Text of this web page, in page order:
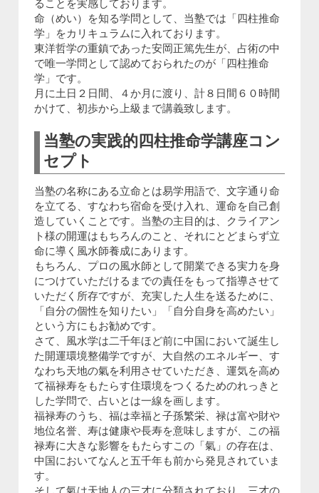
ることを実感しております。
命（めい）を知る学問として、当塾では「四柱推命
学」をカリキュラムに入れております。
東洋哲学の重鎮であった安岡正篤先生が、占術の中
で唯一学問として認めておられたのが「四柱推命
学」です。
月に土日２日間、４か月に渡り、計８日間６０時間
かけて、初歩から上級まで講義致します。
当塾の実践的四柱推命学講座コン
セプト
当塾の名称にある立命とは易学用語で、文字通り命
を立てる、すなわち宿命を受け入れ、運命を自己創
造していくことです。当塾の主目的は、クライアン
ト様の開運はもちろんのこと、それにとどまらず立
命に導く風水師養成にあります。
もちろん、プロの風水師として開業できる実力を身
につけていただけるまでの責任をもって指導させて
いただく所存ですが、充実した人生を送るために、
「自分の個性を知りたい」「自分自身を高めたい」
という方にもお勧めです。
さて、風水学は二千年ほど前に中国において誕生し
た開運環境整備学ですが、大自然のエネルギー、す
なわち天地の氣を利用させていただき、運気を高め
て福禄寿をもたらす住環境をつくるためのれっきと
した学問で、占いとは一線を画します。
福禄寿のうち、福は幸福と子孫繁栄、禄は富や財や
地位名誉、寿は健康や長寿を意味しますが、この福
禄寿に大きな影響をもたらすこの「氣」の存在は、
中国においてなんと五千年も前から発見されていま
す。